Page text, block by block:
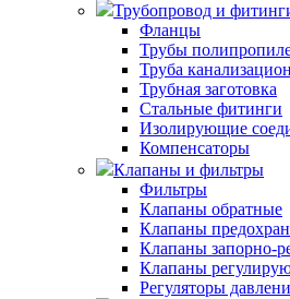
Трубопровод и
Фланцы
Трубы
Труба
Трубная заготовка
Стальные фитинги
Изолирующие
Компенсаторы
Клапаны и фильтры
Фильтры
Клапаны обратные
Клапаны
Клапаны запорно-
Клапаны
Регуляторы